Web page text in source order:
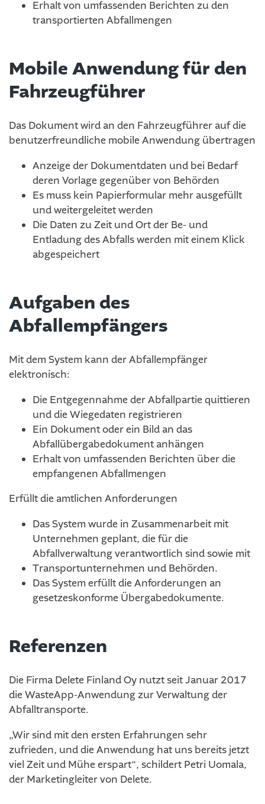
Erhalt von umfassenden Berichten zu den
transportierten Abfallmengen
Mobile Anwendung für den
Fahrzeugführer
Das Dokument wird an den Fahrzeugführer auf die
benutzerfreundliche mobile Anwendung übertragen
Anzeige der Dokumentdaten und bei Bedarf
deren Vorlage gegenüber von Behörden
Es muss kein Papierformular mehr ausgefüllt
und weitergeleitet werden
Die Daten zu Zeit und Ort der Be- und
Entladung des Abfalls werden mit einem Klick
abgespeichert
Aufgaben des
Abfallempfängers
Mit dem System kann der Abfallempfänger
elektronisch:
Die Entgegennahme der Abfallpartie quittieren
und die Wiegedaten registrieren
Ein Dokument oder ein Bild an das
Abfallübergabedokument anhängen
Erhalt von umfassenden Berichten über die
empfangenen Abfallmengen
Erfüllt die amtlichen Anforderungen
Das System wurde in Zusammenarbeit mit
Unternehmen geplant, die für die
Abfallverwaltung verantwortlich sind sowie mit
Transportunternehmen und Behörden.
Das System erfüllt die Anforderungen an
gesetzeskonforme Übergabedokumente.
Referenzen
Die Firma Delete Finland Oy nutzt seit Januar 2017
die WasteApp-Anwendung zur Verwaltung der
Abfalltransporte.
„Wir sind mit den ersten Erfahrungen sehr
zufrieden, und die Anwendung hat uns bereits jetzt
viel Zeit und Mühe erspart“, schildert Petri Uomala,
der Marketingleiter von Delete.